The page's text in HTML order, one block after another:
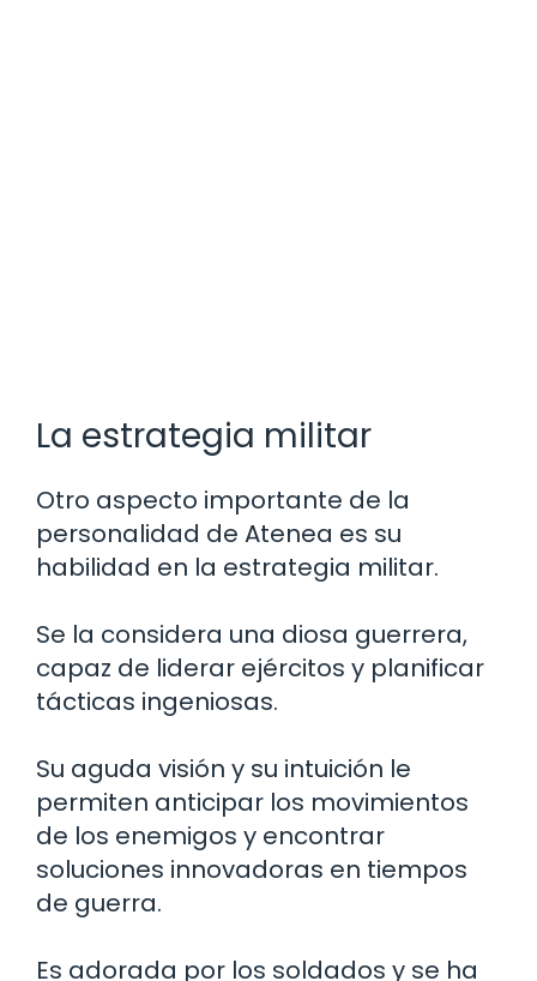
La estrategia militar
Otro aspecto importante de la
personalidad de Atenea es su
habilidad en la estrategia militar.
Se la considera una diosa guerrera,
capaz de liderar ejércitos y planificar
tácticas ingeniosas.
Su aguda visión y su intuición le
permiten anticipar los movimientos
de los enemigos y encontrar
soluciones innovadoras en tiempos
de guerra.
Es adorada por los soldados y se ha